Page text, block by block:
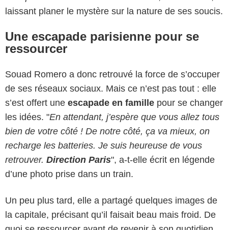
laissant planer le mystère sur la nature de ses soucis.
Une escapade parisienne pour se
ressourcer
Souad Romero a donc retrouvé la force de s’occuper
de ses réseaux sociaux. Mais ce n’est pas tout : elle
s’est offert une escapade en famille pour se changer
les idées. "En attendant, j’espère que vous allez tous
bien de votre côté ! De notre côté, ça va mieux, on
recharge les batteries. Je suis heureuse de vous
retrouver. Direction Paris", a-t-elle écrit en légende
d’une photo prise dans un train.
Un peu plus tard, elle a partagé quelques images de
la capitale, précisant qu’il faisait beau mais froid. De